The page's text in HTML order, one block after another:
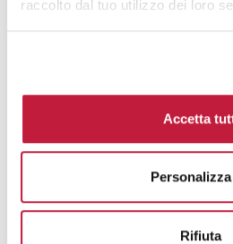
raccolto dal tuo utilizzo dei loro
Accetta
Personalizza
Rifiuta
8000 € 0,70
Tecniche di stampa
Area di
Domande e